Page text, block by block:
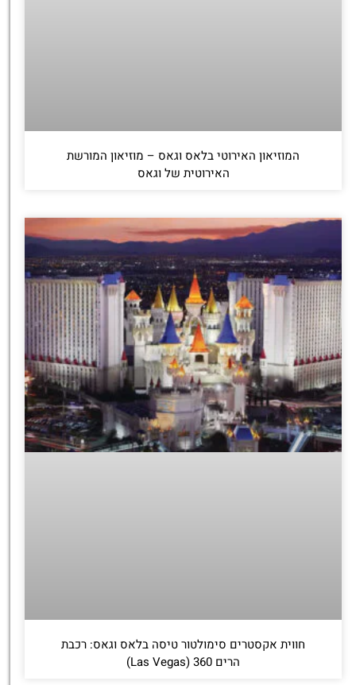
המוזיאון האירוטי בלאס וגאס – מוזיאון המורשת
האירוטית של וגאס
חווית אקסטרים סימולטור טיסה בלאס וגאס: רכבת
הרים 360 (Las Vegas)